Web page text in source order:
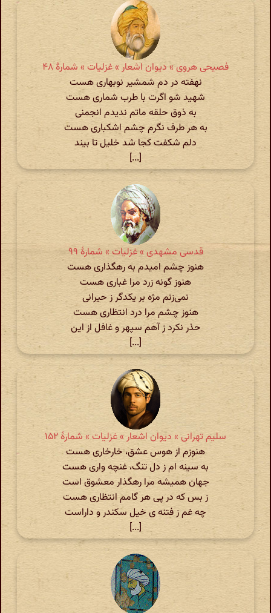
فصیحی هروی » دیوان اشعار » غزلیات » شمارهٔ ۴۸
نهفته در دم شمشیر نوبهاری هست
شهید شو اگرت با طرب شماری هست
به ذوق حلقه ماتم ندیدم انجمنی
به هر طرف نگرم چشم اشکباری هست
دلم شکفت کجا شد خلیل تا بیند
[...]
قدسی مشهدی » غزلیات » شمارهٔ ۹۹
هنوز چشم امیدم به رهگذاری هست
هنوز گونه زرد مرا غباری هست
نمی‌زنم مژه بر یکدگر ز حیرانی
هنوز چشم مرا درد انتظاری هست
حذر نکرد ز آهم سپهر و غافل از این
[...]
سلیم تهرانی » دیوان اشعار » غزلیات » شمارهٔ ۱۵۲
هنوزم از هوس عشق، خارخاری هست
به سینه ام ز دل تنگ، غنچه واری هست
جهان همیشه مرا رهگذار معشوق است
ز بس که در پی هر گامم انتظاری هست
چه غم ز فتنه ی خیل سکندر و داراست
[...]